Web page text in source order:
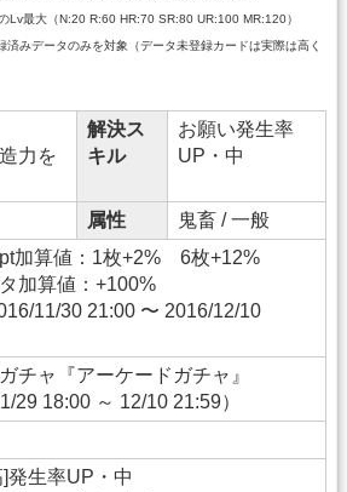
Lv最大（N:20 R:60 HR:70 SR:80 UR:100 MR:120）
みデータのみを対象（データ未登録カードは実際は高く
力を
解決ス
キル
お願い発生率
UP・中
属性
鬼畜 / 一般
加算値：1枚+2% 6枚+12%
加算値：+100%
11/30 21:00 〜 2016/12/10
チャ『アーケードガチャ』
29 18:00 ～ 12/10 21:59）
発生率UP・中